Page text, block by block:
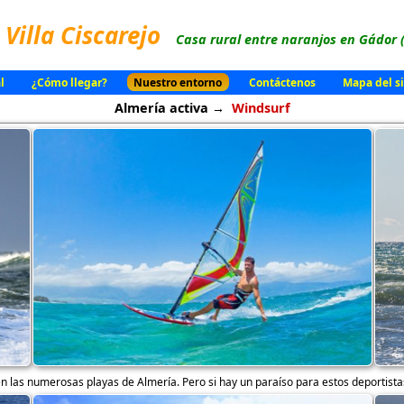
Villa Ciscarejo Casa rural entre naranjos en Gádor
¿Cómo llegar? Nuestro entorno Contáctenos Mapa del
Almería activa → Windsurf
numerosas playas de Almería. Pero si hay un paraíso para estos